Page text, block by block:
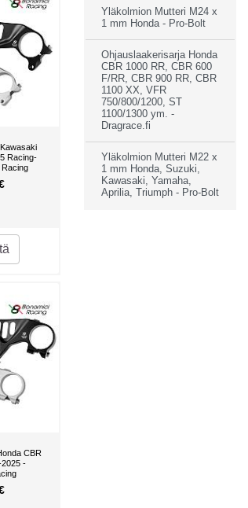
Racing-
Racing
CBR
-
Yläkolmion Mutteri M24 x
1 mm Honda - Pro-Bolt
Ohjauslaakerisarja Honda
CBR 1000 RR, CBR 600
F/RR, CBR 900 RR, CBR
1100 XX, VFR
750/800/1200, ST
1100/1300 ym. -
Dragrace.fi
Yläkolmion Mutteri M22 x
1 mm Honda, Suzuki,
Kawasaki, Yamaha,
Aprilia, Triumph - Pro-Bolt